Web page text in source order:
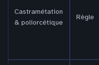
Castramétation
& poliorcétique
Règle